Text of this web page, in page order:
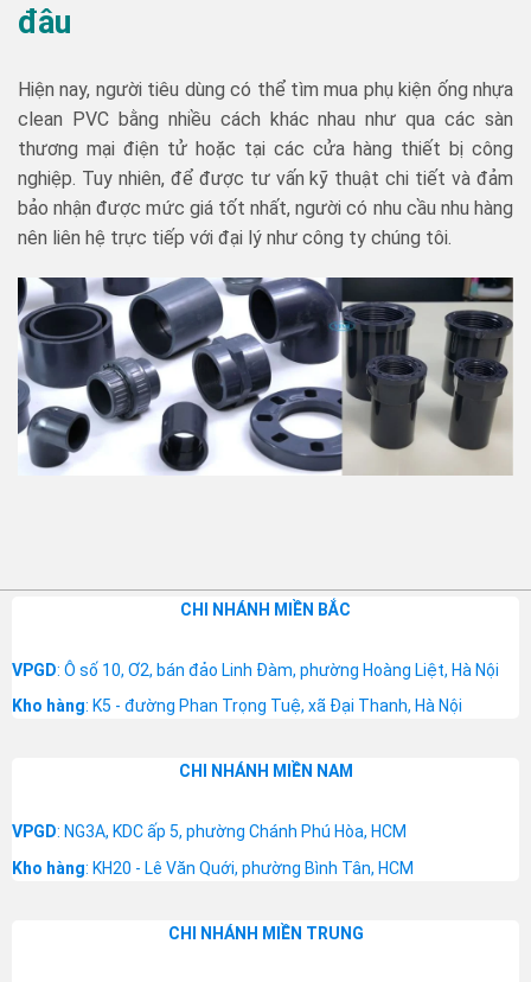
đâu
Hiện nay, người tiêu dùng có thể tìm mua phụ kiện ống nhựa
clean PVC bằng nhiều cách khác nhau như qua các sàn
thương mại điện tử hoặc tại các cửa hàng thiết bị công
nghiệp. Tuy nhiên, để được tư vấn kỹ thuật chi tiết và đảm
bảo nhận được mức giá tốt nhất, người có nhu cầu nhu hàng
nên liên hệ trực tiếp với đại lý như công ty chúng tôi.
CHI NHÁNH MIỀN BẮC
VPGD: Ô số 10, Ơ2, bán đảo Linh Đàm, phường Hoàng Liệt, Hà Nội
Kho hàng: K5 - đường Phan Trọng Tuệ, xã Đại Thanh, Hà Nội
CHI NHÁNH MIỀN NAM
VPGD: NG3A, KDC ấp 5, phường Chánh Phú Hòa, HCM
Kho hàng: KH20 - Lê Văn Quới, phường Bình Tân, HCM
CHI NHÁNH MIỀN TRUNG